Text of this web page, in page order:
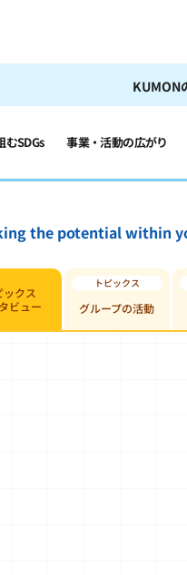
KUMON
むSDGs 事業・活動の広がり
the potential within
ックス
ビュー
グループの活動